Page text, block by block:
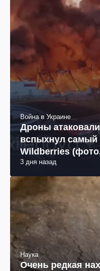
Война в Украине
Дроны
вспыхнул самый
Wildberries
3 дня назад
Наука
Очень редкая